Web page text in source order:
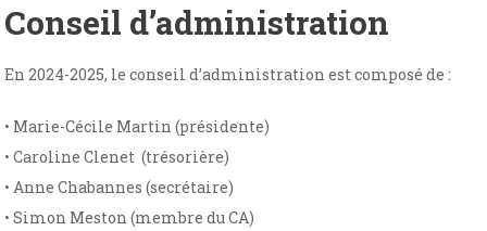
Conseil d’administration
En 2024-2025, le conseil d’administration est composé de :
• Marie-Cécile Martin (présidente)
• Caroline Clenet (trésorière)
• Anne Chabannes (secrétaire)
• Simon Meston (membre du CA)